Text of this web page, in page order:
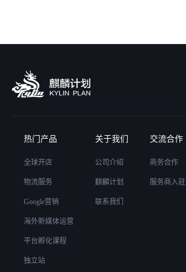
热门产品
全球开店
物流服务
Google营销
海外新媒体运营
平台孵化课程
独立站
关于我们
公司介绍
麒麟计划
联系我们
交流合作
商务合作
服务商入驻